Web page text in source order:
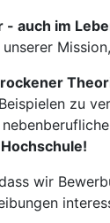
- auch im
zu
wir